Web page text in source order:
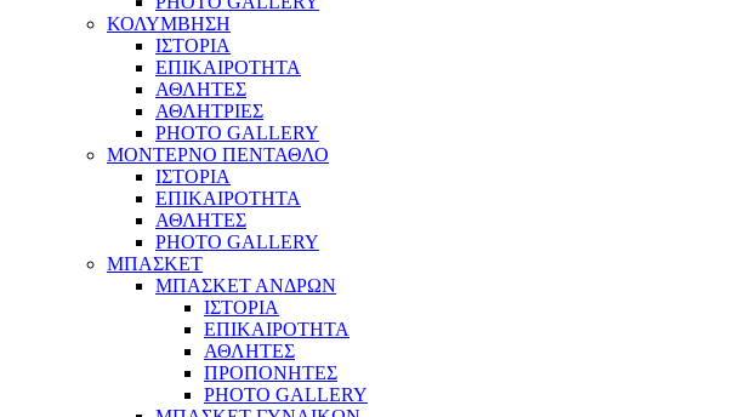
ΚΟΛΥΜΒΗΣΗ
ΙΣΤΟΡΙΑ
ΕΠΙΚΑΙΡΟΤΗΤΑ
ΑΘΛΗΤΕΣ
ΑΘΛΗΤΡΙΕΣ
PHOTO GALLERY
ΜΟΝΤΕΡΝΟ ΠΕΝΤΑΘΛΟ
ΙΣΤΟΡΙΑ
ΕΠΙΚΑΙΡΟΤΗΤΑ
ΑΘΛΗΤΕΣ
PHOTO GALLERY
ΜΠΑΣΚΕΤ
ΜΠΑΣΚΕΤ ΑΝΔΡΩΝ
ΙΣΤΟΡΙΑ
ΕΠΙΚΑΙΡΟΤΗΤΑ
ΑΘΛΗΤΕΣ
ΠΡΟΠΟΝΗΤΕΣ
PHOTO GALLERY